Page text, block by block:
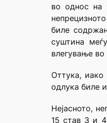
во однос на
биле
суштина
влегување
Оттука, иако
одлука биле
Нејасното,
15 став 3 и